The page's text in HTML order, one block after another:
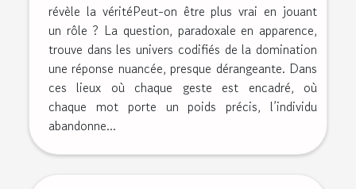
révèle la véritéPeut-on être plus vrai en jouant
un rôle ? La question, paradoxale en apparence,
trouve dans les univers codifiés de la domination
une réponse nuancée, presque dérangeante. Dans
ces lieux où chaque geste est encadré, où
chaque mot porte un poids précis, l’individu
abandonne...